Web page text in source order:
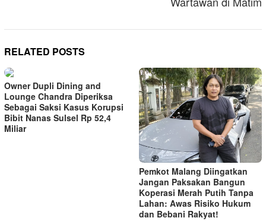
RELATED POSTS
Owner Dupli Dining and
Lounge Chandra Diperiksa
Sebagai Saksi Kasus Korupsi
Bibit Nanas Sulsel Rp 52,4
Miliar
Pemkot Malang Diingatkan
Jangan Paksakan Bangun
Koperasi Merah Putih Tanpa
Lahan: Awas Risiko Hukum
dan Bebani Rakyat!